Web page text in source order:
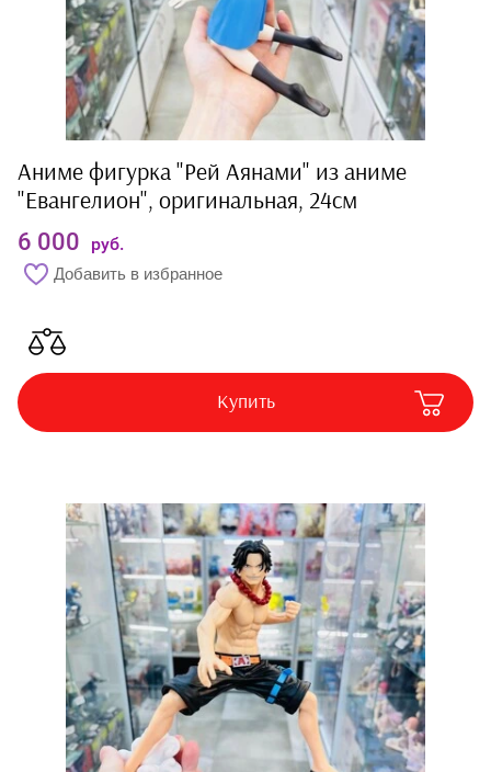
Аниме фигурка "Рей Аянами" из аниме
"Евангелион", оригинальная, 24см
6 000 руб.
Добавить в избранное
Купить